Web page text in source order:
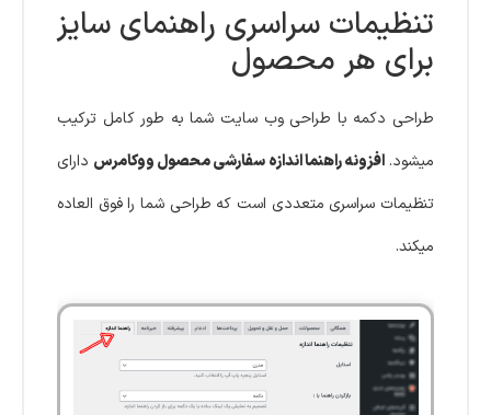
تنظیمات سراسری راهنمای سایز
برای هر محصول
طراحی دکمه با طراحی وب سایت شما به طور کامل ترکیب
میشود.افزونه راهنما اندازه سفارشی محصول ووکامرس دارای
تنظیمات سراسری متعددی است که طراحی شما را فوق العاده
میکند.